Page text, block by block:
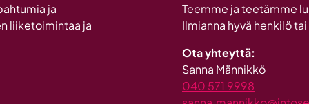
ja
liiketoimintaa ja
Teemme ja teetämme
Ilmianna hyvä henkilö
Ota yhteyttä:
Sanna Männikkö
040 571 9998